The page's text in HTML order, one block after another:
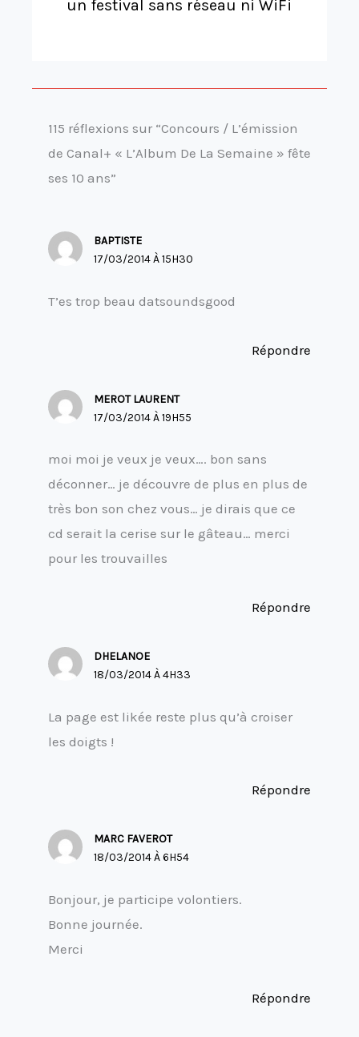
un festival sans réseau ni WiFi
115 réflexions sur “Concours / L’émission
de Canal+ « L’Album De La Semaine » fête
ses 10 ans”
BAPTISTE
17/03/2014 À 15H30
T’es trop beau datsoundsgood
Répondre
MEROT LAURENT
17/03/2014 À 19H55
moi moi je veux je veux…. bon sans
déconner… je découvre de plus en plus de
très bon son chez vous… je dirais que ce
cd serait la cerise sur le gâteau… merci
pour les trouvailles
Répondre
DHELANOE
18/03/2014 À 4H33
La page est likée reste plus qu’à croiser
les doigts !
Répondre
MARC FAVEROT
18/03/2014 À 6H54
Bonjour, je participe volontiers.
Bonne journée.
Merci
Répondre